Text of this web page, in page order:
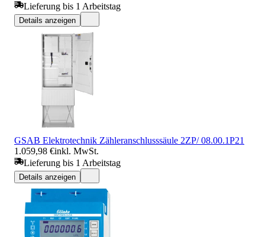
Lieferung bis 1 Arbeitstag
Details anzeigen
GSAB Elektrotechnik Zähleranschlusssäule 2ZP/ 08.00.1P21
1.059,98 €inkl. MwSt.
Lieferung bis 1 Arbeitstag
Details anzeigen